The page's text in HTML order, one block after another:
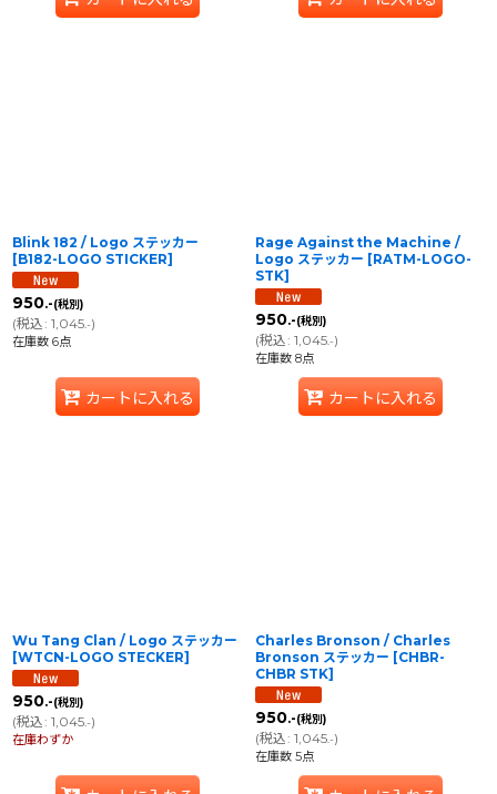
Blink 182 / Logo ステッカー
[B182-LOGO STICKER]
950.-(税別)
(税込: 1,045.-)
在庫数 6点
カートに入れる
Rage Against the Machine /
Logo ステッカー [RATM-LOGO-
STK]
950.-(税別)
(税込: 1,045.-)
在庫数 8点
カートに入れる
Wu Tang Clan / Logo ステッカー
[WTCN-LOGO STECKER]
950.-(税別)
(税込: 1,045.-)
在庫わずか
Charles Bronson / Charles
Bronson ステッカー [CHBR-
CHBR STK]
950.-(税別)
(税込: 1,045.-)
在庫数 5点